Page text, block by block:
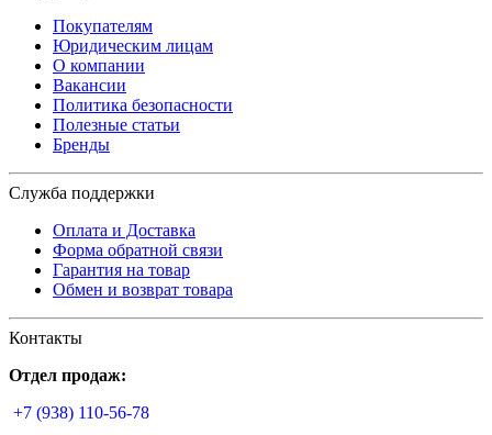
Покупателям
Юридическим лицам
О компании
Вакансии
Политика безопасности
Полезные статьи
Бренды
Служба поддержки
Оплата и Доставка
Форма обратной связи
Гарантия на товар
Обмен и возврат товара
Контакты
Отдел продаж:
+7 (938) 110-56-78